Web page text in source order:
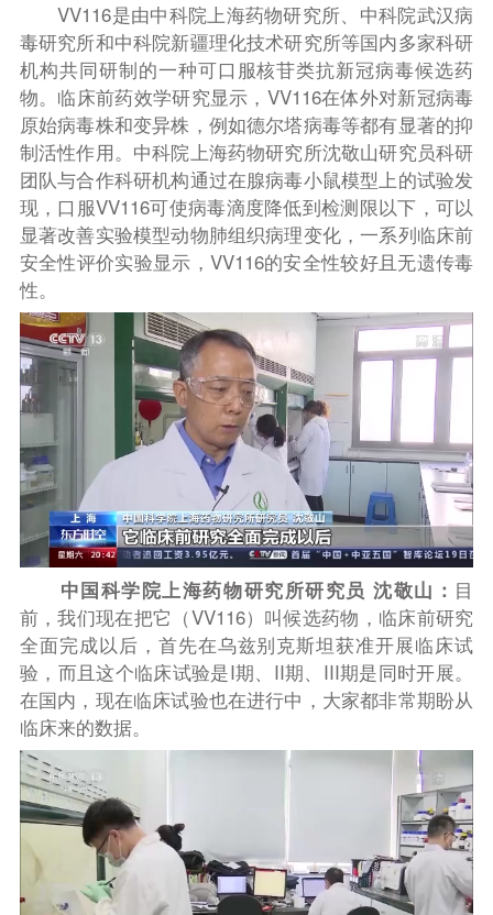
VV116是由中科院上海药物研究所、中科院武汉病
毒研究所和中科院新疆理化技术研究所等国内多家科研
机构共同研制的一种可口服核苷类抗新冠病毒候选药
物。临床前药效学研究显示，VV116在体外对新冠病毒
原始病毒株和变异株，例如德尔塔病毒等都有显著的抑
制活性作用。中科院上海药物研究所沈敬山研究员科研
团队与合作科研机构通过在腺病毒小鼠模型上的试验发
现，口服VV116可使病毒滴度降低到检测限以下，可以
显著改善实验模型动物肺组织病理变化，一系列临床前
安全性评价实验显示，VV116的安全性较好且无遗传毒
性。
中国科学院上海药物研究所研究员 沈敬山 ： 目
前，我们现在把它（VV116）叫候选药物，临床前研究
全面完成以后，首先在乌兹别克斯坦获准开展临床试
验，而且这个临床试验是I期、II期、III期是同时开展。
在国内，现在临床试验也在进行中，大家都非常期盼从
临床来的数据。